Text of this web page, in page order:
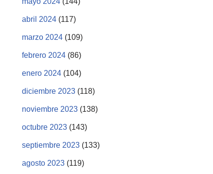
abril 2024 (117)
marzo 2024 (109)
febrero 2024 (86)
enero 2024 (104)
diciembre 2023 (118)
noviembre 2023 (138)
octubre 2023 (143)
septiembre 2023 (133)
agosto 2023 (119)